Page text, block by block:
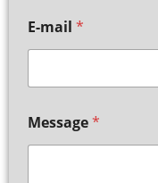
E-mail *
Message*